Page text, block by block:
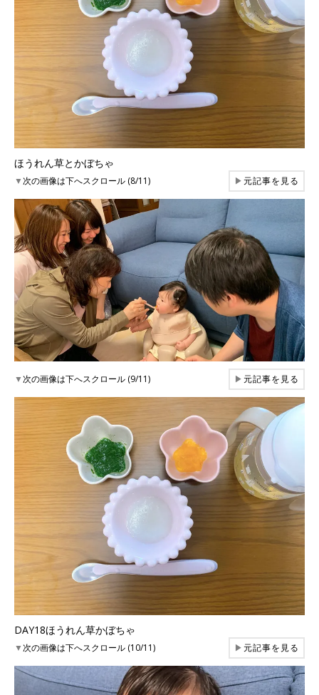
ほうれん草とかぼちゃ
▼次の画像は下へスクロール (8/11) ▶元記事を見る
▼次の画像は下へスクロール (9/11) ▶元記事を見る
DAY18ほうれん草かぼちゃ
▼次の画像は下へスクロール (10/11) ▶元記事を見る